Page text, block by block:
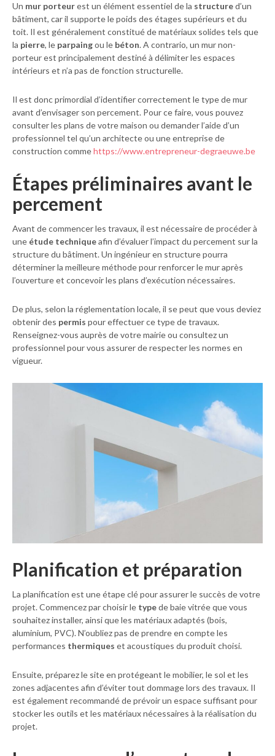
Un mur porteurest un élément essentiel de la structured’un
bâtiment, car il supporte le poids des étages supérieurs et du
toit. Il est généralement constitué de matériaux solides tels que
la pierre, le parpaingou le béton. A contrario, un mur non-
porteur est principalement destiné à délimiter les espaces
intérieurs et n’a pas de fonction structurelle.
Il est donc primordial d’identifier correctement le type de mur
avant d’envisager son percement. Pour ce faire, vous pouvez
consulter les plans de votre maison ou demander l’aide d’un
professionnel tel qu’un architecte ou une entreprise de
construction commehttps://www.entrepreneur-degraeuwe.be
Étapes préliminaires avant le
percement
Avant de commencer les travaux, il est nécessaire de procéder à
une étude techniqueafin d’évaluer l’impact du percement sur la
structure du bâtiment. Un ingénieur en structure pourra
déterminer la meilleure méthode pour renforcer le mur après
l’ouverture et concevoir les plans d’exécution nécessaires.
De plus, selon la réglementation locale, il se peut que vous deviez
obtenir des permis pour effectuer ce type de travaux.
Renseignez-vous auprès de votre mairie ou consultez un
professionnel pour vous assurer de respecter les normes en
vigueur.
Planification et préparation
La planification est une étape clé pour assurer le succès de votre
projet. Commencez par choisir le typede baie vitrée que vous
souhaitez installer, ainsi que les matériaux adaptés (bois,
aluminium, PVC). N’oubliez pas de prendre en compte les
performances thermiques et acoustiques du produit choisi.
Ensuite, préparez le site en protégeant le mobilier, le sol et les
zones adjacentes afin d’éviter tout dommage lors des travaux. Il
est également recommandé de prévoir un espace suffisant pour
stocker les outils et les matériaux nécessaires à la réalisation du
projet.